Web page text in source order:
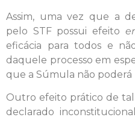
Assim, uma vez que a
pelo STF possui efeito
eficácia para todos e
daquele processo em
que a Súmula não poderá
Outro efeito prático de
declarado